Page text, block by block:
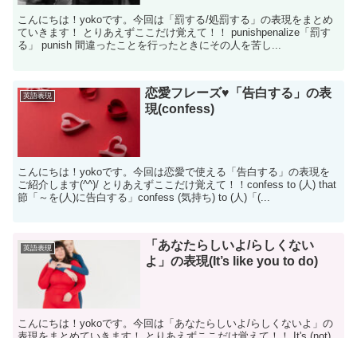
こんにちは！yokoです。今回は「罰する/処罰する」の表現をまとめ
ていきます！ とりあえずここだけ覚えて！！ punishpenalize「罰す
る」 punish 間違ったことを行ったときにその人を苦し...
英語表現
恋愛フレーズ♥「告白する」の表
現(confess)
こんにちは！yokoです。今回は恋愛で使える「告白する」の表現を
ご紹介します(^^)/ とりあえずここだけ覚えて！！confess to (人) that
節「～を(人)に告白する」confess (気持ち) to (人)「(...
英語表現
「あなたらしいよ/らしくない
よ」の表現(It’s like you to do)
こんにちは！yokoです。今回は「あなたらしいよ/らしくないよ」の